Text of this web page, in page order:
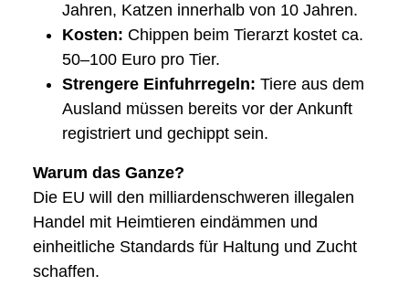
Jahren, Katzen innerhalb von 10 Jahren.
Kosten: Chippen beim Tierarzt kostet ca.
50–100 Euro pro Tier.
Strengere Einfuhrregeln: Tiere aus dem
Ausland müssen bereits vor der Ankunft
registriert und gechippt sein.
Warum das Ganze?
Die EU will den milliardenschweren illegalen
Handel mit Heimtieren eindämmen und
einheitliche Standards für Haltung und Zucht
schaffen.